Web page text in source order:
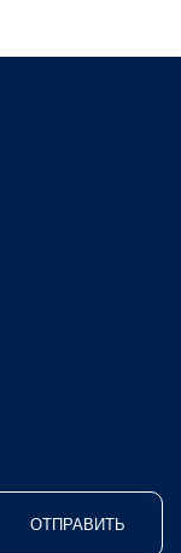
ОТПРАВИТЬ